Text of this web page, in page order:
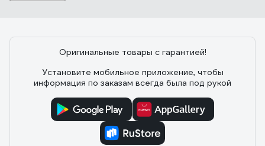
Оригинальные товары с гарантией!
Установите мобильное приложение, чтобы
информация по заказам всегда была под рукой